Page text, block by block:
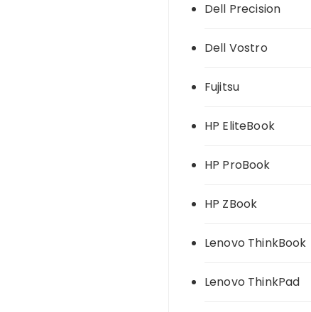
Dell Precision
Dell Vostro
Fujitsu
HP EliteBook
HP ProBook
HP ZBook
Lenovo ThinkBook
Lenovo ThinkPad